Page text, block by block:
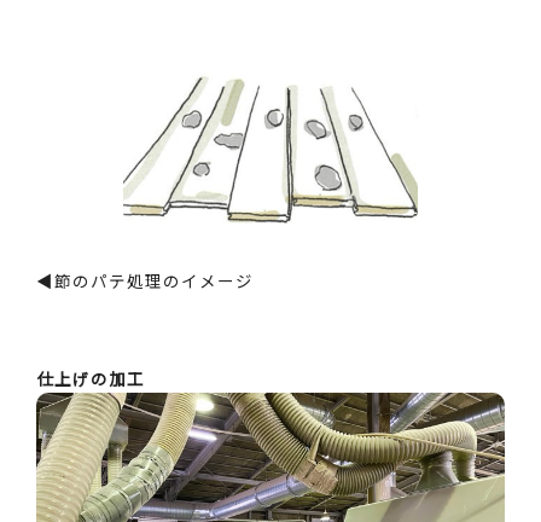
◀節のパテ処理のイメージ
仕上げの加工